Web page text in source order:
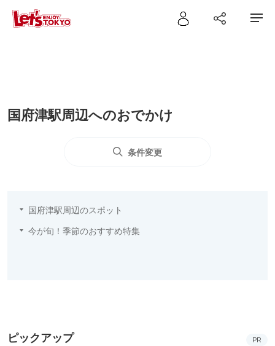
国府津駅周辺へのおでかけ
条件変更
国府津駅周辺のスポット
今が旬！季節のおすすめ特集
ピックアップ PR